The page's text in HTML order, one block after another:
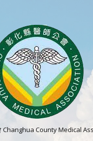
Changhua County Medical